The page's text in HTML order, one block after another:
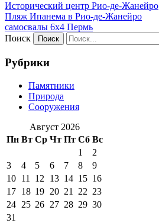
Исторический центр Рио-де-Жанейро
Пляж Ипанема в Рио-де-Жанейро
самосвалы 6х4 Пермь
Поиск
Рубрики
Памятники
Природа
Сооружения
Август 2026
Пн Вт Ср Чт Пт Сб Вс
1
2
3
4 5 6 7 8
9
10 11 12 13 14 15 16
17 18 19 20 21 22 23
24 25 26 27 28 29 30
31